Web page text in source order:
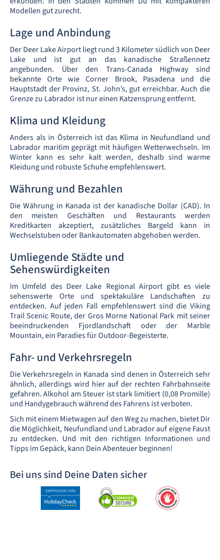
Modellen gut zurecht.
Lage und Anbindung
Der Deer Lake Airport liegt rund 3 Kilometer südlich von Deer
Lake und ist gut an das kanadische Straßennetz
angebunden. Über den Trans-Canada Highway sind
bekannte Orte wie Corner Brook, Pasadena und die
Hauptstadt der Provinz, St. John’s, gut erreichbar. Auch die
Grenze zu Labrador ist nur einen Katzensprung entfernt.
Klima und Kleidung
Anders als in Österreich ist das Klima in Neufundland und
Labrador maritim geprägt mit häufigen Wetterwechseln. Im
Winter kann es sehr kalt werden, deshalb sind warme
Kleidung und robuste Schuhe empfehlenswert.
Währung und Bezahlen
Die Währung in Kanada ist der kanadische Dollar (CAD). In
den meisten Geschäften und Restaurants werden
Kreditkarten akzeptiert, zusätzliches Bargeld kann in
Wechselstuben oder Bankautomaten abgehoben werden.
Umliegende Städte und
Sehenswürdigkeiten
Im Umfeld des Deer Lake Regional Airport gibt es viele
sehenswerte Orte und spektakuläre Landschaften zu
entdecken. Auf jeden Fall empfehlenswert sind die Viking
Trail Scenic Route, der Gros Morne National Park mit seiner
beeindruckenden Fjordlandschaft oder der Marble
Mountain, ein Paradies für Outdoor-Begeisterte.
Fahr- und Verkehrsregeln
Die Verkehrsregeln in Kanada sind denen in Österreich sehr
ähnlich, allerdings wird hier auf der rechten Fahrbahnseite
gefahren. Alkohol am Steuer ist stark limitiert (0,08 Promille)
und Handygebrauch während des Fahrens ist verboten.
Sich mit einem Mietwagen auf den Weg zu machen, bietet Dir
die Möglichkeit, Neufundland und Labrador auf eigene Faust
zu entdecken. Und mit den richtigen Informationen und
Tipps im Gepäck, kann Dein Abenteuer beginnen!
Bei uns sind Deine Daten sicher